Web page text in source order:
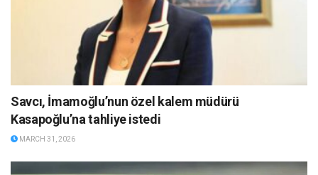
Savcı, İmamoğlu’nun özel kalem müdürü
Kasapoğlu’na tahliye istedi
MARCH 31, 2026